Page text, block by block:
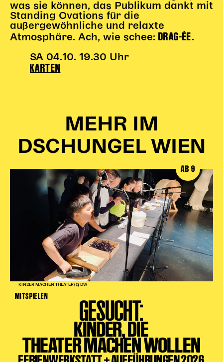
was sie können, das Publikum dankt mit
Standing Ovations für die
außergewöhnliche und relaxte
Atmosphäre. Ach, wie schee: DRAG-ÉE.
SA 04.10. 19.30 Uhr
KARTEN
MEHR IM
DSCHUNGEL WIEN
KINDER MACHEN THEATER (c) DW
AB 9
MITSPIELEN GESUCHT:
KINDER, DIE
THEATER MACHEN WOLLEN